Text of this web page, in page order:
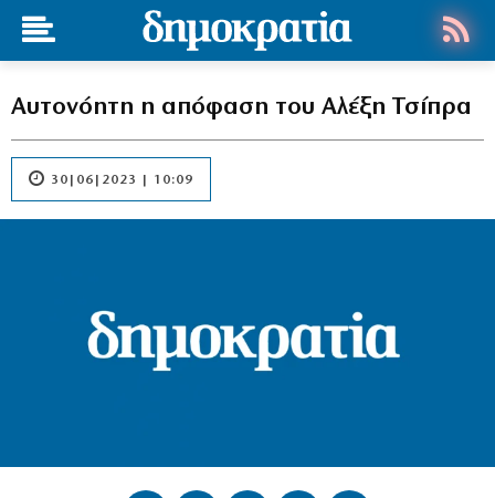
Αυτονόητη η απόφαση του Αλέξη Τσίπρα
30|06|2023 | 10:09